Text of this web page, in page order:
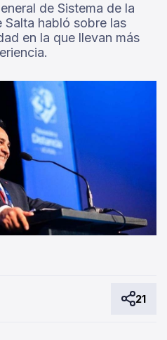
de Sistema de la
habló sobre las
en la que llevan más
21